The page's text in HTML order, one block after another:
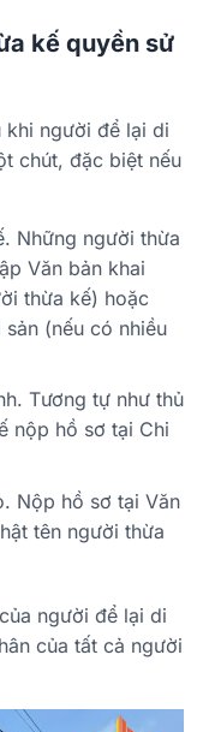
kế quyền sử
khi người để lại di
chút, đặc biệt nếu
Những người thừa
Văn bản khai
thừa kế) hoặc
(nếu có nhiều
Tương tự như thủ
nộp hồ sơ tại Chi
Nộp hồ sơ tại Văn
tên người thừa
người để lại di
của tất cả người